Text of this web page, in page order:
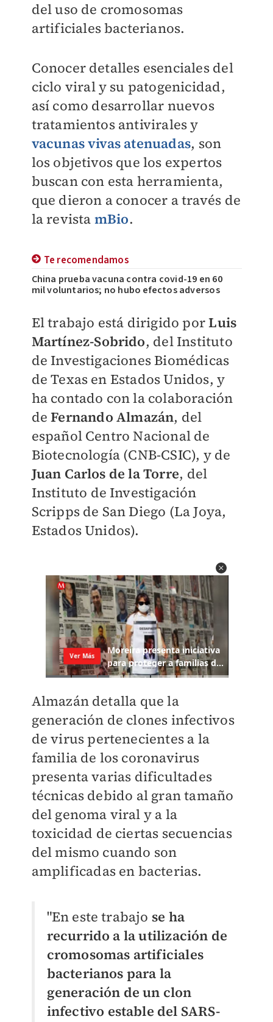
del uso de cromosomas
artificiales bacterianos.
Conocer detalles esenciales del
ciclo viral y su patogenicidad,
así como desarrollar nuevos
tratamientos antivirales y
vacunas vivas atenuadas, son
los objetivos que los expertos
buscan con esta herramienta,
que dieron a conocer a través de
la revista mBio.
Te recomendamos
China prueba vacuna contra covid-19 en 60
mil voluntarios; no hubo efectos adversos
El trabajo está dirigido porLuis
Martínez-Sobrido, del Instituto
de Investigaciones Biomédicas
de Texas en Estados Unidos, y
ha contado con la colaboración
deFernando Almazán, del
español Centro Nacional de
Biotecnología (CNB-CSIC), y de
Juan Carlos de la Torre, del
Instituto de Investigación
Scripps de San Diego (La Joya,
Estados Unidos).
Almazán detalla que la
generación de clones infectivos
de virus pertenecientes a la
familia de los coronavirus
presenta varias dificultades
técnicas debido al gran tamaño
del genoma viral y a la
toxicidad de ciertas secuencias
del mismo cuando son
amplificadas en bacterias.
"En este trabajo se ha
recurrido a la utilización de
cromosomas artificiales
bacterianos para la
generación de un clon
infectivo estable del SARS-